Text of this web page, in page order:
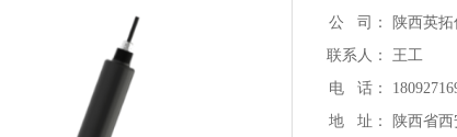
公 司：
陕西英
联系人：
王工
电 话：
地 址：
陕西省